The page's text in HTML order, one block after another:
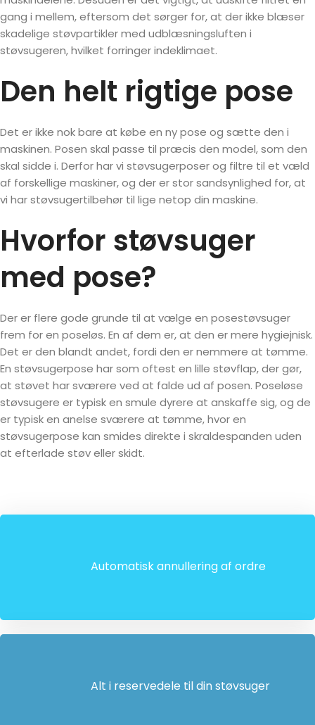
gang i mellem, eftersom det sørger for, at der ikke blæser
skadelige støvpartikler med udblæsningsluften i
støvsugeren, hvilket forringer indeklimaet.
Den helt rigtige pose
Det er ikke nok bare at købe en ny pose og sætte den i
maskinen. Posen skal passe til præcis den model, som den
skal sidde i. Derfor har vi støvsugerposer og filtre til et væld
af forskellige maskiner, og der er stor sandsynlighed for, at
vi har støvsugertilbehør til lige netop din maskine.
Hvorfor støvsuger
med pose?
Der er flere gode grunde til at vælge en posestøvsuger
frem for en poseløs. En af dem er, at den er mere hygiejnisk.
Det er den blandt andet, fordi den er nemmere at tømme.
En støvsugerpose har som oftest en lille støvflap, der gør,
at støvet har sværere ved at falde ud af posen. Poseløse
støvsugere er typisk en smule dyrere at anskaffe sig, og de
er typisk en anelse sværere at tømme, hvor en
støvsugerpose kan smides direkte i skraldespanden uden
at efterlade støv eller skidt.
Automatisk annullering af ordre
Alt i reservedele til din støvsuger